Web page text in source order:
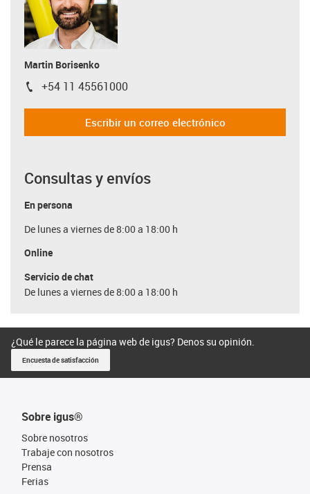
Martin Borisenko
igus-icon-phone
+54 11 45561000
Escribir un correo electrónico
Consultas y envíos
En persona
De lunes a viernes de 8:00 a 18:00 h
Online
Servicio de chat
De lunes a viernes de 8:00 a 18:00 h
¿Qué le parece la página web de igus? Denos su opinión.
Encuesta de satisfacción
Sobre igus®
Sobre nosotros
Trabaje con nosotros
Prensa
Ferias